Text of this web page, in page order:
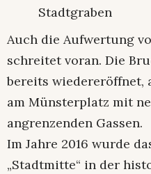
Stadtgraben
Auch die Aufwertung
schreitet voran. Die
bereits wiedereröffnet,
am Münsterplatz mit
angrenzenden Gassen.
Im Jahre 2016 wurde
„Stadtmitte“ in der